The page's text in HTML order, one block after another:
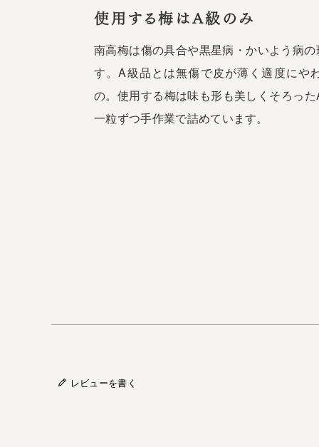
使用する梅はA級のみ
南高梅は傷の具合や黒星病・かいよう病
す。A級品とは無傷で皮が薄く適度にや
の。使用する梅は味も形も美しくそろっ
一粒ずつ手作業で詰めています。
レビューを書く